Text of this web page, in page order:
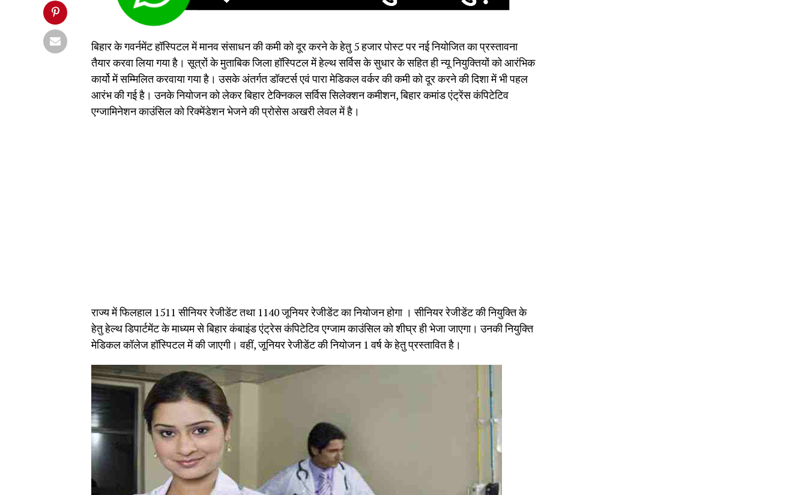
बिहार के गवर्नमेंट हॉस्पिटल में मानव संसाधन की कमी को दूर करने के हेतु 5 हजार पोस्ट पर नई नियोजित का प्रस्तावना
तैयार करवा लिया गया है। सूत्रों के मुताबिक जिला हॉस्पिटल में हेल्थ सर्विस के सुधार के सहित ही न्यू नियुक्तियों को आरंभिक
कार्यो में सम्मिलित करवाया गया है। उसके अंतर्गत डॉक्टर्स एवं पारा मेडिकल वर्कर की कमी को दूर करने की दिशा में भी पहल
आरंभ की गई है। उनके नियोजन को लेकर बिहार टेक्निकल सर्विस सिलेक्शन कमीशन, बिहार कमांड एंट्रेंस कंपिटेटिव
एग्जामिनेशन काउंसिल को रिक्मेंडेशन भेजने की प्रोसेस अखरी लेवल में है।
राज्य में फिलहाल 1511 सीनियर रेजीडेंट तथा 1140 जूनियर रेजीडेंट का नियोजन होगा । सीनियर रेजीडेंट की नियुक्ति के
हेतु हेल्थ डिपार्टमेंट के माध्यम से बिहार कंबाइंड एंट्रेस कंपिटेटिव एग्जाम काउंसिल को शीघ्र ही भेजा जाएगा। उनकी नियुक्ति
मेडिकल कॉलेज हॉस्पिटल में की जाएगी। वहीं, जूनियर रेजीडेंट की नियोजन 1 वर्ष के हेतु प्रस्तावित है।